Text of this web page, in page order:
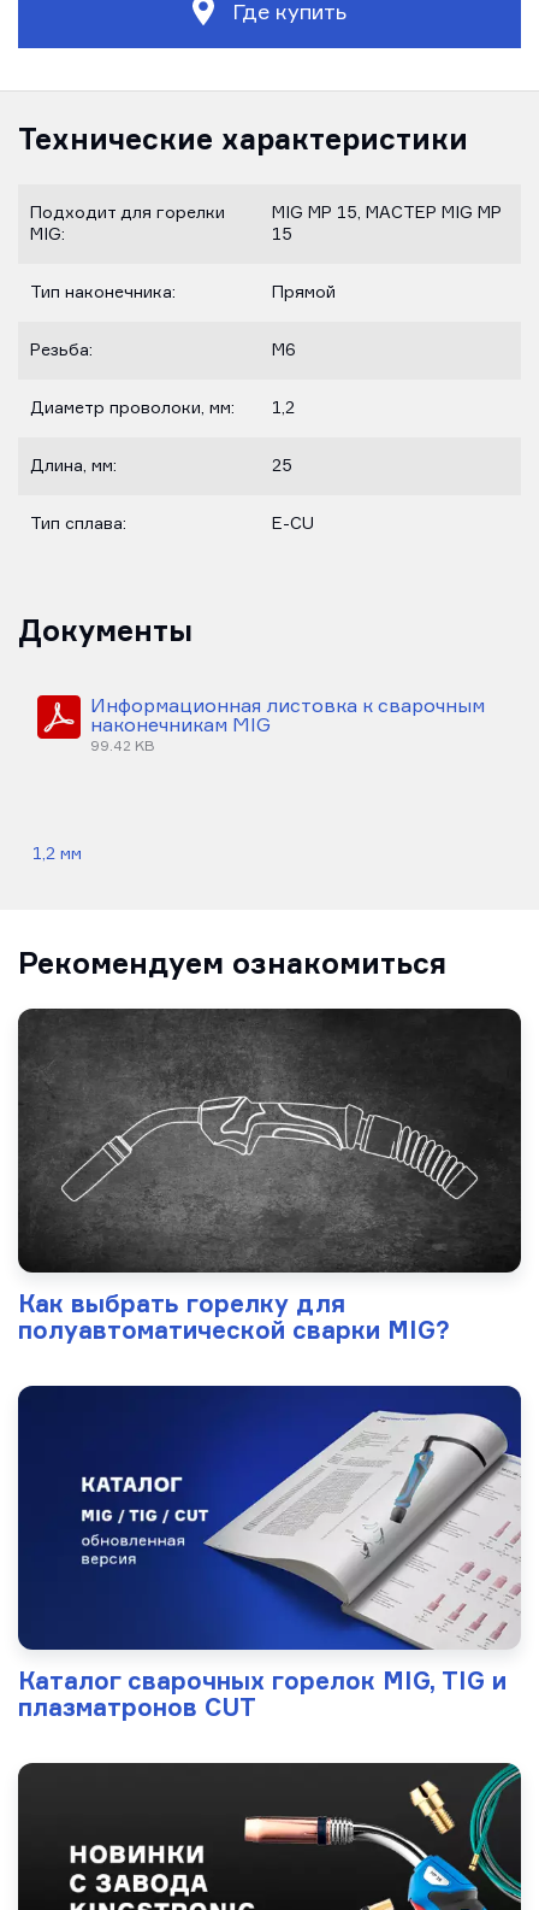
Где купить
Технические характеристики
Подходит для горелки
MIG:
MIG MP 15, МАСТЕР MIG MP
15
Тип наконечника: Прямой
Резьба: М6
Диаметр проволоки, мм: 1,2
Длина, мм: 25
Тип сплава: E-CU
Документы
Информационная листовка к сварочным
наконечникам MIG
99.42 KB
1,2 мм
Рекомендуем ознакомиться
Как выбрать горелку для
полуавтоматической сварки MIG?
Каталог сварочных горелок MIG, TIG и
плазматронов CUT